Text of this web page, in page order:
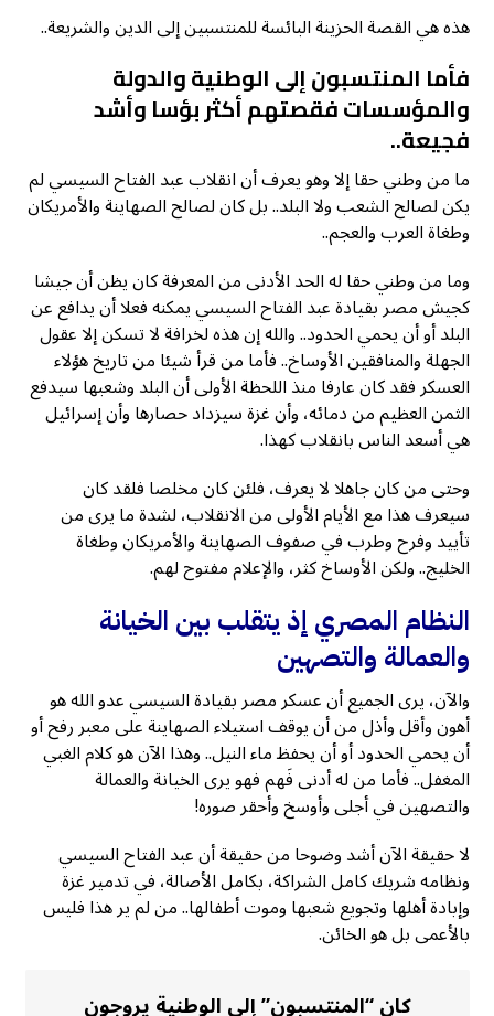
هذه هي القصة الحزينة البائسة للمنتسبين إلى الدين والشريعة..
فأما المنتسبون إلى الوطنية والدولة
والمؤسسات فقصتهم أكثر بؤسا وأشد
فجيعة..
ما من وطني حقا إلا وهو يعرف أن انقلاب عبد الفتاح السيسي لم
يكن لصالح الشعب ولا البلد.. بل كان لصالح الصهاينة والأمريكان
وطغاة العرب والعجم..
وما من وطني حقا له الحد الأدنى من المعرفة كان يظن أن جيشا
كجيش مصر بقيادة عبد الفتاح السيسي يمكنه فعلا أن يدافع عن
البلد أو أن يحمي الحدود.. والله إن هذه لخرافة لا تسكن إلا عقول
الجهلة والمنافقين الأوساخ.. فأما من قرأ شيئا من تاريخ هؤلاء
العسكر فقد كان عارفا منذ اللحظة الأولى أن البلد وشعبها سيدفع
الثمن العظيم من دمائه، وأن غزة سيزداد حصارها وأن إسرائيل
هي أسعد الناس بانقلاب كهذا.
وحتى من كان جاهلا لا يعرف، فلئن كان مخلصا فلقد كان
سيعرف هذا مع الأيام الأولى من الانقلاب، لشدة ما يرى من
تأييد وفرح وطرب في صفوف الصهاينة والأمريكان وطغاة
الخليج.. ولكن الأوساخ كثر، والإعلام مفتوح لهم.
النظام المصري إذ يتقلب بين الخيانة
والعمالة والتصهين
والآن، يرى الجميع أن عسكر مصر بقيادة السيسي عدو الله هو
أهون وأقل وأذل من أن يوقف استيلاء الصهاينة على معبر رفح أو
أن يحمي الحدود أو أن يحفظ ماء النيل.. وهذا الآن هو كلام الغبي
المغفل.. فأما من له أدنى فَهم فهو يرى الخيانة والعمالة
والتصهين في أجلى وأوسخ وأحقر صوره!
لا حقيقة الآن أشد وضوحا من حقيقة أن عبد الفتاح السيسي
ونظامه شريك كامل الشراكة، بكامل الأصالة، في تدمير غزة
وإبادة أهلها وتجويع شعبها وموت أطفالها.. من لم ير هذا فليس
بالأعمى بل هو الخائن.
كان “المنتسبون” إلى الوطنية يروجون